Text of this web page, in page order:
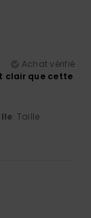
Achat vérifié
clair que cette
: Taille